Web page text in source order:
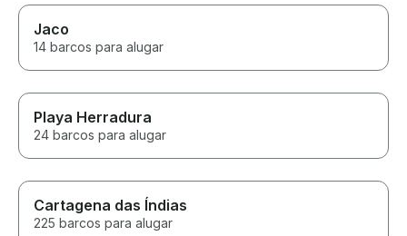
Jaco
14 barcos para alugar
Playa Herradura
24 barcos para alugar
Cartagena das Índias
225 barcos para alugar